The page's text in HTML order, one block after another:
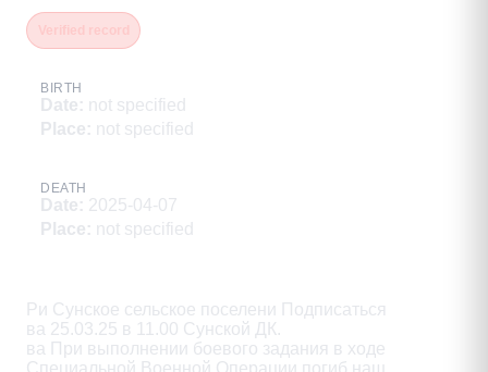
BIRTH
Date: not specified
Place: not specified
DEATH
Date: 2025-04-07
Place: not specified
Ри Сунское сельское поселени Подписаться
ва 25.03.25 в 11.00 Сунской ДК.
ва При выполнении боевого задания в ходе
Специальной Военной Операции погиб наш